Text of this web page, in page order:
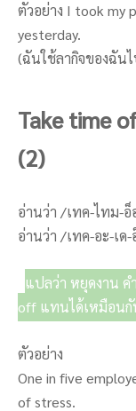
ตัวอย่าง I took my
yesterday.
(ฉันใช้ลากิจของฉัน
Take time
(2)
อ่านว่า /เทค-ไทม-
อ่านว่า /เทค-อะ-เด
แปลว่า หยุดงาน ค
off แทนได้เหมือนกั
ตัวอย่าง
One in five
of stress.